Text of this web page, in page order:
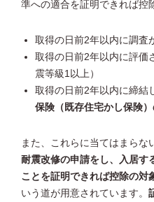
準への適合を証明できれば控
取得の日前2年以内に調査
取得の日前2年以内に評価
震等級1以上）
取得の日前2年以内に締結
保険（既存住宅かし保険
また、これらに当てはまらな
耐震改修の申請をし、入居す
ことを証明できれば控除の対
いう道が用意されています。